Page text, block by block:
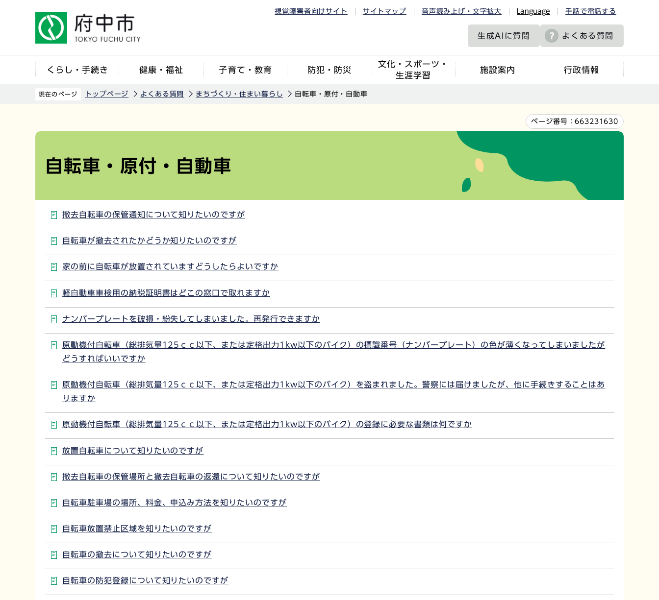
視覚障害者向けサイト サイトマップ 音声読み上げ・文字拡大 Language 手話で電話する
生成AIに質問 よくある質問
くらし・手続き 健康・福祉 子育て・教育 防犯・防災
文化・スポーツ・
生涯学習
施設案内 行政情報
現在のページ トップページ よくある質問 まちづくり・住まい暮らし 自転車・原付・自動車
ページ番号：663231630
自転車・原付・自動車
撤去自転車の保管通知について知りたいのですが
自転車が撤去されたかどうか知りたいのですが
家の前に自転車が放置されていますどうしたらよいですか
軽自動車車検用の納税証明書はどこの窓口で取れますか
ナンバープレートを破損・紛失してしまいました。再発行できますか
原動機付自転車（総排気量125ｃｃ以下、または定格出力1kw以下のバイク）の標識番号（ナンバープレート）の色が薄くなってしまいましたが
どうすればいいですか
原動機付自転車（総排気量125ｃｃ以下、または定格出力1kw以下のバイク）を盗まれました。警察には届けましたが、他に手続きすることはあ
りますか
原動機付自転車（総排気量125ｃｃ以下、または定格出力1kw以下のバイク）の登録に必要な書類は何ですか
放置自転車について知りたいのですが
撤去自転車の保管場所と撤去自転車の返還について知りたいのですが
自転車駐車場の場所、料金、申込み方法を知りたいのですが
自転車放置禁止区域を知りたいのですが
自転車の撤去について知りたいのですが
自転車の防犯登録について知りたいのですが